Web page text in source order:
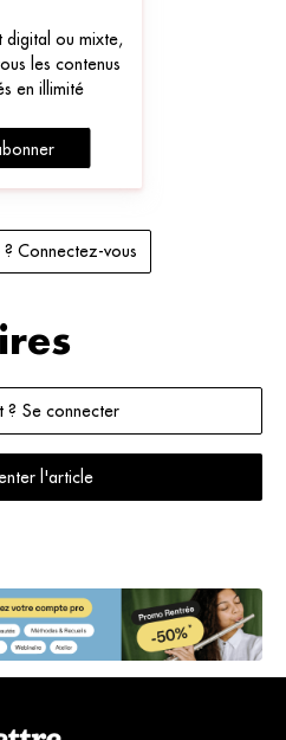
digital ou mixte,
les contenus
en illimité
Connectez-vous
? Se connecter
l'article